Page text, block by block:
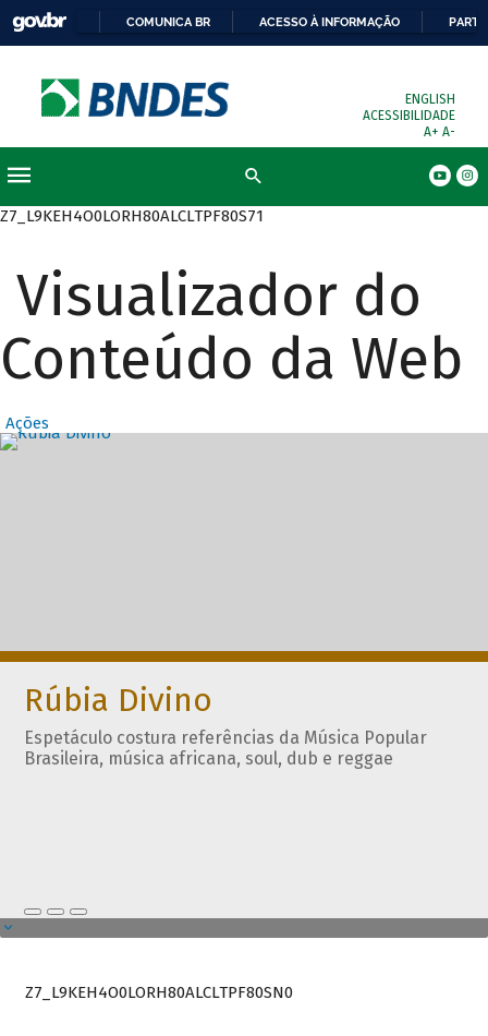
COMUNICA BR ACESSO À INFORMAÇÃO
ENGLISH
ACESSIBILIDADE
A+ A-
Z7_L9KEH4O0LORH80ALCLTPF80S71
Visualizador do
Conteúdo da Web
Ações
Destaques
Rúbia Divino
Espetáculo costura referências da Música Popular
Brasileira, música africana, soul, dub e reggae
Z7_L9KEH4O0LORH80ALCLTPF80SN0